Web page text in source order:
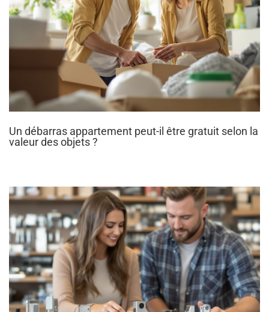
Un débarras appartement peut-il être gratuit selon la
valeur des objets ?